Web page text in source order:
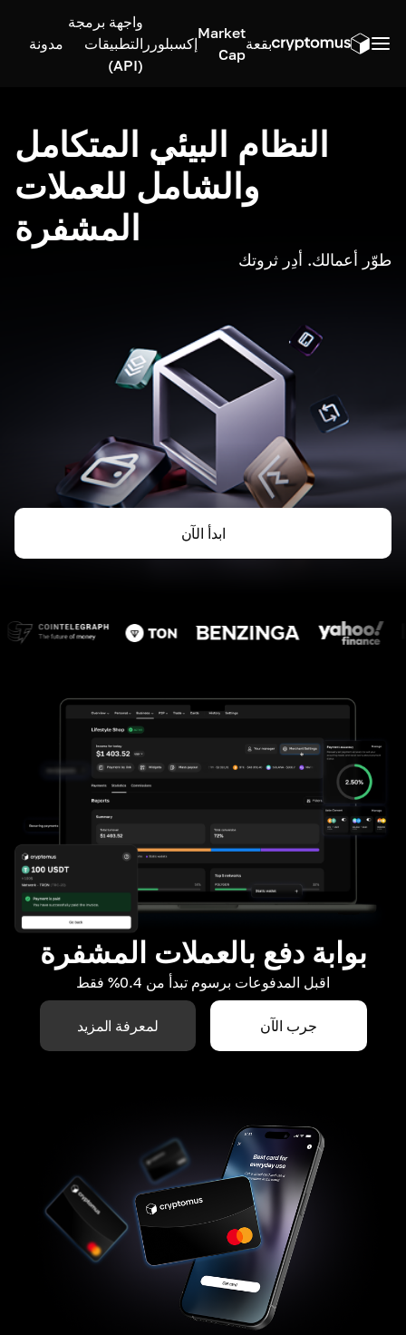
بقعة
Market
Cap
إكسبلورر
واجهة برمجة
التطبيقات
(API)
مدونة
النظام البيئي المتكامل
والشامل للعملات
المشفرة
طوّر أعمالك. أدِر ثروتك
ابدأ الآن
بوابة دفع بالعملات المشفرة
اقبل المدفوعات برسوم تبدأ من 0.4% فقط
جرب الآن لمعرفة المزيد